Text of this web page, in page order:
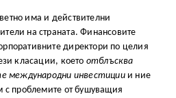
има и действителни
на страната. Финансовите
директори по целия
класации, което отблъсква
международни инвестициии ние
с проблемите от бушуващия